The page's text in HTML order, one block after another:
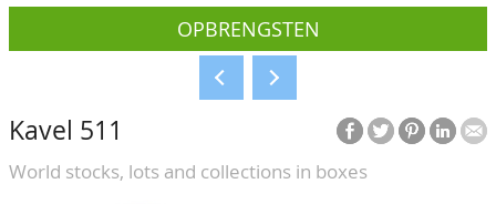
Hoe verkopen?
Voorwaarden
BIEDEN
CATALOGI/OPBRENGSTEN
KEURINGSDIENST
OPBRENGSTEN
Kavel 511
World stocks, lots and collections in boxes